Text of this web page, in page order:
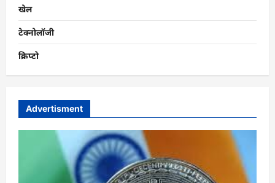
खेल
टेक्नोलॉजी
क्रिप्टो
Advertisment